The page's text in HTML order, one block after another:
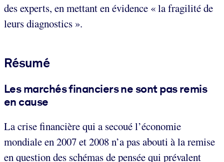
des experts, en mettant en évidence « la fragilité de
leurs diagnostics ».
Résumé
Les marchés financiers ne sont pas remis
en cause
La crise financière qui a secoué l’économie
mondiale en 2007 et 2008 n’a pas abouti à la remise
en question des schémas de pensée qui prévalent